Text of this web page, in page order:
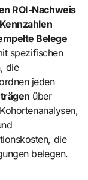
ROI-Nachweis
Belege
spezifischen
die
jeden
über
die
belegen.